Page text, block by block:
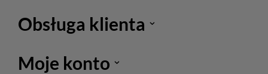
Obsługa klienta
Moje konto